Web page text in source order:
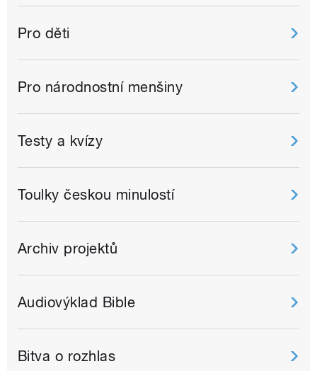
Pro děti
Pro národnostní menšiny
Testy a kvízy
Toulky českou minulostí
Archiv projektů
Audiovýklad Bible
Bitva o rozhlas